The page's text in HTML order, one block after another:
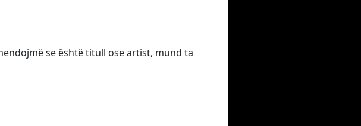
se është titull ose artist, mund ta